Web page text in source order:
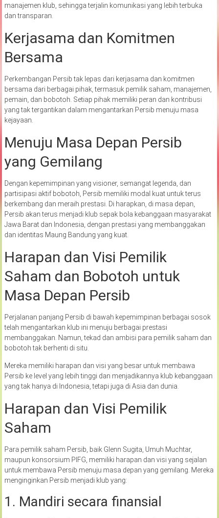
manajemen klub, sehingga terjalin komunikasi yang lebih terbuka
dan transparan.
Kerjasama dan Komitmen
Bersama
Perkembangan Persib tak lepas dari kerjasama dan komitmen
bersama dari berbagai pihak, termasuk pemilik saham, manajemen,
pemain, dan bobotoh. Setiap pihak memiliki peran dan kontribusi
yang tak tergantikan dalam mengantarkan Persib menuju masa
kejayaan.
Menuju Masa Depan Persib
yang Gemilang
Dengan kepemimpinan yang visioner, semangat legenda, dan
partisipasi aktif bobotoh, Persib memiliki modal kuat untuk terus
berkembang dan meraih prestasi. Di harapkan, di masa depan,
Persib akan terus menjadi klub sepak bola kebanggaan masyarakat
Jawa Barat dan Indonesia, dengan prestasi yang membanggakan
dan identitas Maung Bandung yang kuat.
Harapan dan Visi Pemilik
Saham dan Bobotoh untuk
Masa Depan Persib
Perjalanan panjang Persib di bawah kepemimpinan berbagai sosok
telah mengantarkan klub ini menuju berbagai prestasi
membanggakan. Namun, tekad dan ambisi para pemilik saham dan
bobotoh tak berhenti di situ.
Mereka memiliki harapan dan visi yang besar untuk membawa
Persib ke level yang lebih tinggi dan menjadikannya klub kebanggaan
yang tak hanya di Indonesia, tetapi juga di Asia dan dunia.
Harapan dan Visi Pemilik
Saham
Para pemilik saham Persib, baik Glenn Sugita, Umuh Muchtar,
maupun konsorsium PIFG, memiliki harapan dan visi yang sejalan
untuk membawa Persib menuju masa depan yang gemilang. Mereka
menginginkan Persib menjadi klub yang:
1. Mandiri secara finansial